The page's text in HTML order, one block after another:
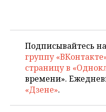
Подписывайтесь на
группу
страницу в
времени».
«Дзене».